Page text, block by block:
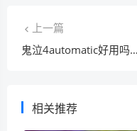
上一篇
鬼泣4automatic好用吗？老玩家实测分享！
相关推荐